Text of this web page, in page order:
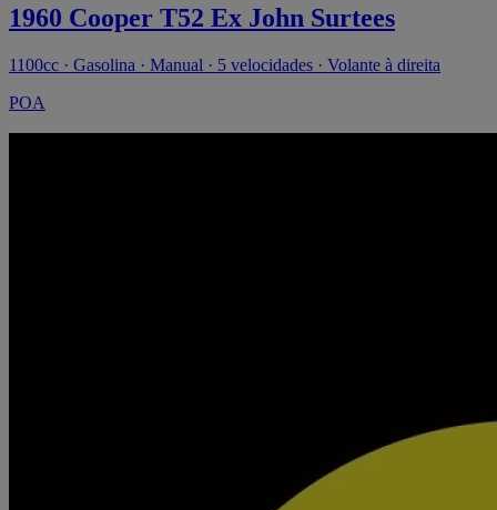
1960 Cooper T52 Ex John Surtees
1100cc · Gasolina · Manual · 5 velocidades · Volante à direita
POA